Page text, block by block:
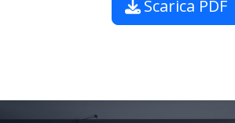
Scarica PDF